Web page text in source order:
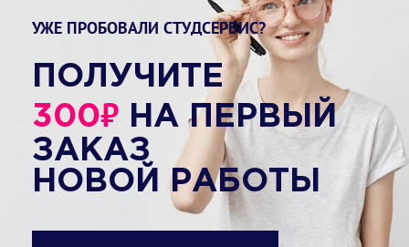
УЖЕ ПРОБОВАЛИ СТУДСЕРВИС?
ПОЛУЧИТЕ
300₽ НА ПЕРВЫЙ
ЗАКАЗ
НОВОЙ РАБОТЫ